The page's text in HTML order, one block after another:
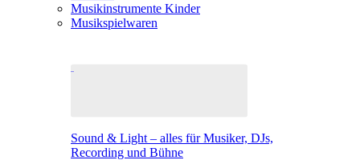
Musikinstrumente Kinder
Musikspielwaren
Sound & Light – alles für Musiker, DJs,
Recording und Bühne